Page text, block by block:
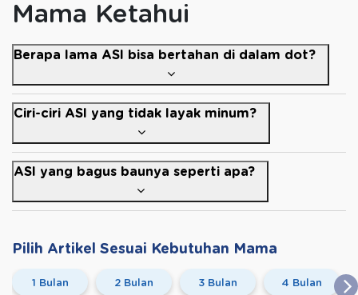
Mama Ketahui
Berapa lama ASI bisa bertahan di dalam dot?
Ciri-ciri ASI yang tidak layak minum?
ASI yang bagus baunya seperti apa?
Pilih Artikel Sesuai Kebutuhan Mama
1 Bulan 2 Bulan 3 Bulan 4 Bulan